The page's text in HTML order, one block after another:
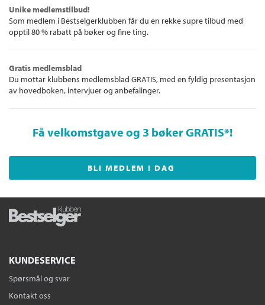
Unike medlemstilbud!
Som medlem i Bestselgerklubben får du en rekke supre tilbud med
opptil 80 % rabatt på bøker og fine ting.
Gratis medlemsblad
Du mottar klubbens medlemsblad GRATIS, med en fyldig presentasjon
av hovedboken, intervjuer og anbefalinger.
Få velkomstgave og 3 bøker GRATIS*!
BLI MEDLEM I DAG
KUNDESERVICE
Spørsmål og svar
Kontakt oss